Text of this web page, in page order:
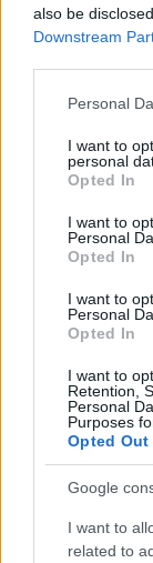
also be
Downstream
Please note
not limited to
grant or deny
use your data
consent section.
Personal
I want to
personal
Opted In
I want to
Personal
Opted In
I want to
Personal
Opted In
I want to
Retention,
Personal
Purposes
Opted Out
Google
I want to
related to
Kábítószerek,
riffek, totális
hallgató, ha
világában.
táplálkozó
a horvát
véget
nem más
stonert
időben a honi
respektnek
az ország
számító